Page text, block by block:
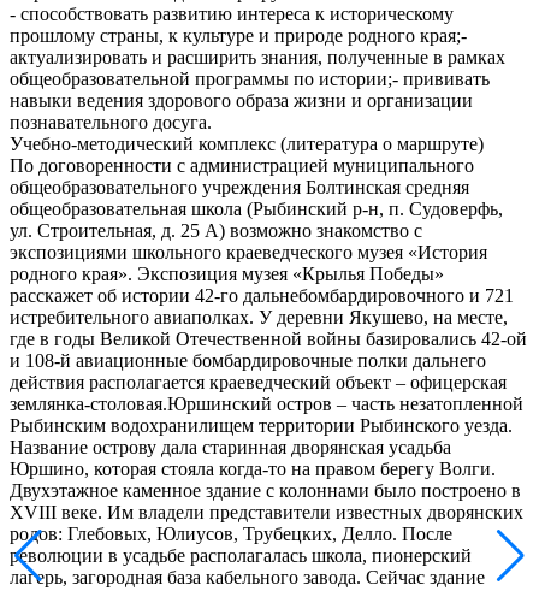
- способствовать развитию интереса к историческому
прошлому страны, к культуре и природе родного края;-
актуализировать и расширить знания, полученные в рамках
общеобразовательной программы по истории;- прививать
навыки ведения здорового образа жизни и организации
познавательного досуга.
Учебно-методический комплекс (литература о маршруте)
По договоренности с администрацией муниципального
общеобразовательного учреждения Болтинская средняя
общеобразовательная школа (Рыбинский р-н, п. Судоверфь,
ул. Строительная, д. 25 А) возможно знакомство с
экспозициями школьного краеведческого музея «История
родного края». Экспозиция музея «Крылья Победы»
расскажет об истории 42-го дальнебомбардировочного и 721
истребительного авиаполках. У деревни Якушево, на месте,
где в годы Великой Отечественной войны базировались 42-ой
и 108-й авиационные бомбардировочные полки дальнего
действия располагается краеведческий объект – офицерская
землянка-столовая.Юршинский остров – часть незатопленной
Рыбинским водохранилищем территории Рыбинского уезда.
Название острову дала старинная дворянская усадьба
Юршино, которая стояла когда-то на правом берегу Волги.
Двухэтажное каменное здание с колоннами было построено в
XVIII веке. Им владели представители известных дворянских
родов: Глебовых, Юлиусов, Трубецких, Делло. После
революции в усадьбе располагалась школа, пионерский
лагерь, загородная база кабельного завода. Сейчас здание